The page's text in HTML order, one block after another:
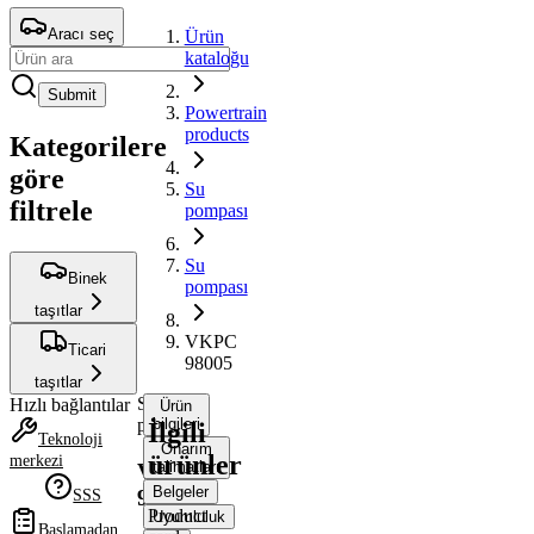
Aracı seç
Submit
Kategorilere
göre
filtrele
Binek
taşıtlar
Ticari
taşıtlar
Hızlı bağlantılar
Teknoloji
merkezi
SSS
Başlamadan
Ürün
kataloğu
Powertrain
products
Su
pompası
Su
pompası
VKPC
98005
Su
pompası
VKPC
98005
Ürün
bilgileri
Onarım
talimatları
Belgeler
Uyumluluk
İlgili
ürünler
Product